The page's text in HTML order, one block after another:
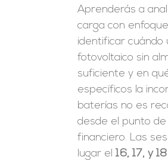
Aprenderás a
carga con
identificar cuándo
fotovoltaico sin
suficiente y en
específicos la
baterías no es
desde el punto
financiero. Las
lugar el16, 17, y